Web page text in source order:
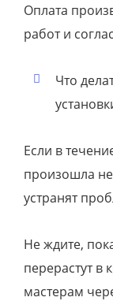
Оплата
работ и
Что
Если в
произошла
устранят
Не ждите,
перерастут
мастерам